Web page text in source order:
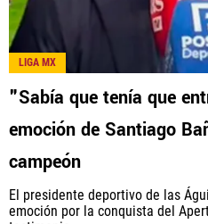
LIGA MX
"Sabía que tenía que
emoción de Santiago
campeón
El presidente deportivo de las
emoción por la conquista del